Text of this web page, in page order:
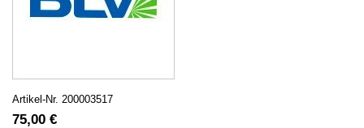
Artikel-Nr. 200003517
75,00 €